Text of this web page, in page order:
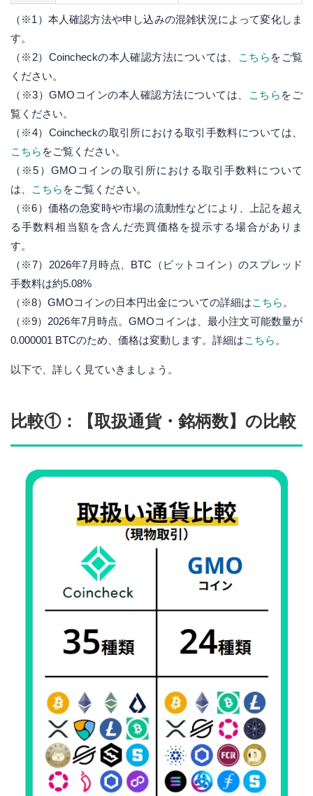
（※1）本人確認方法や申し込みの混雑状況によって変化しま
す。
（※2）Coincheckの本人確認方法については、
こちら をご覧
ください。
（※3）GMOコインの本人確認方法については、
こちら をご
覧ください。
（※4）Coincheckの取引所における取引手数料については、
こちら をご覧ください。
（※5）GMOコインの取引所における取引手数料について
は、
こちら をご覧ください。
（※6）価格の急変時や市場の流動性などにより、上記を超え
る手数料相当額を含んだ売買価格を提示する場合がありま
す。
（※7）2026年7月時点、BTC（ビットコイン）のスプレッド
手数料は約5.08%
（※8）GMOコインの日本円出金についての詳細はこちら 。
（※9）2026年7月時点。GMOコインは、最小注文可能数量が
0.000001 BTCのため、価格は変動します。詳細はこちら 。
以下で、詳しく見ていきましょう。
比較①：【取扱通貨・銘柄数】の比較